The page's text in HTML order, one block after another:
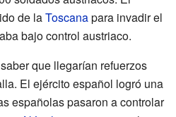
de laToscanapara invadir el
bajo control austriaco.
que llegarían refuerzos
El ejército español logró una
españolas pasaron a controlar